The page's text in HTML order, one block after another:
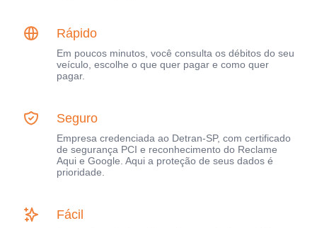
Rápido
Em poucos minutos, você consulta os débitos do seu
veículo, escolhe o que quer pagar e como quer
pagar.
Seguro
Empresa credenciada ao Detran-SP, com certificado
de segurança PCI e reconhecimento do Reclame
Aqui e Google. Aqui a proteção de seus dados é
prioridade.
Fácil